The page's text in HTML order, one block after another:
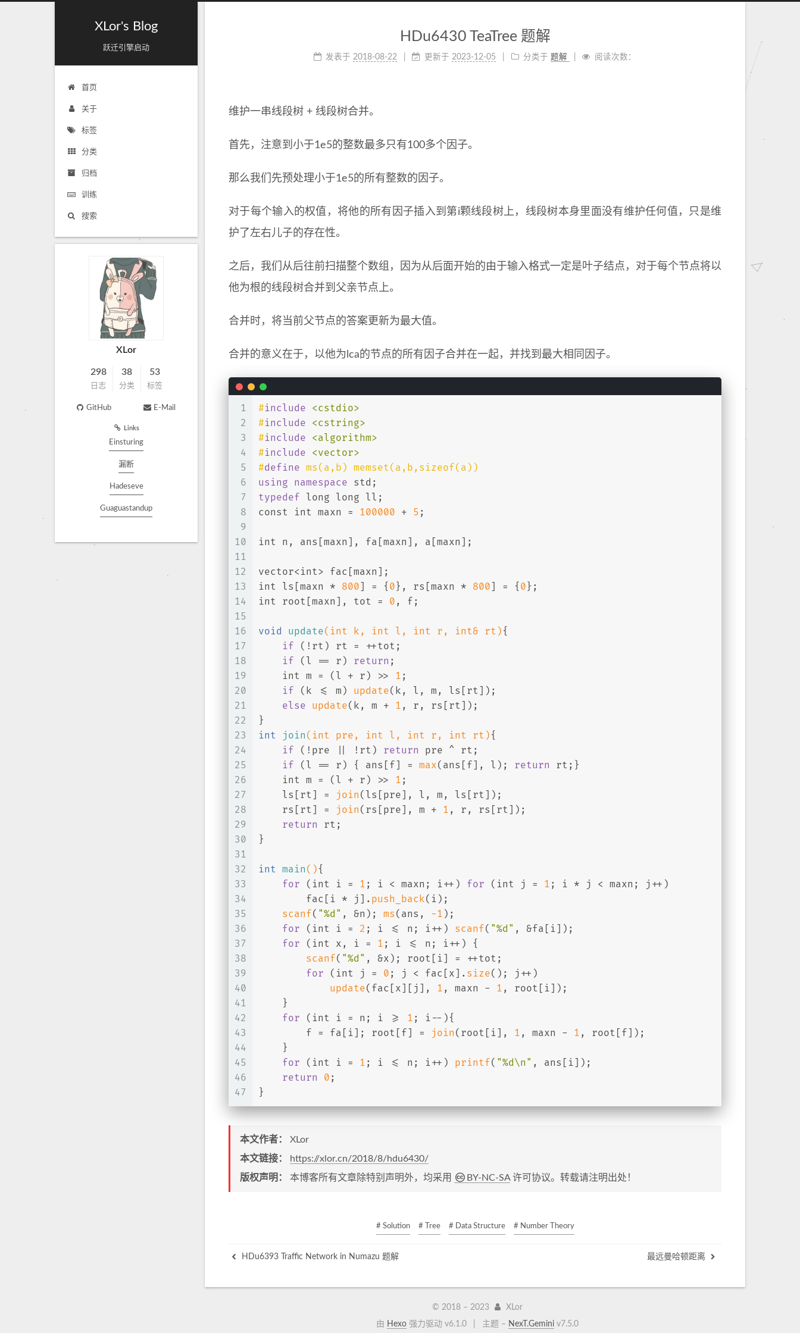
XLor's Blog
跃迁引擎启动
首页
关于
标签
分类
归档
训练
搜索
HDu6430 TeaTree 题解
发表于 2018-08-22 更新于 2023-12-05 分类于 题解 阅读次数：
维护一串线段树 + 线段树合并。
首先，注意到小于1e5的整数最多只有100多个因子。
那么我们先预处理小于1e5的所有整数的因子。
对于每个输入的权值，将他的所有因子插入到第i颗线段树上，线段树本身里面没有维护任何值，只是维
护了左右儿子的存在性。
之后，我们从后往前扫描整个数组，因为从后面开始的由于输入格式一定是叶子结点，对于每个节点将以
他为根的线段树合并到父亲节点上。
合并时，将当前父节点的答案更新为最大值。
合并的意义在于，以他为lca的节点的所有因子合并在一起，并找到最大相同因子。
1
2
3
4
5
6
7
8
9
10
11
12
13
14
15
16
17
18
19
20
21
22
23
24
25
26
27
28
29
30
31
32
33
34
35
36
37
38
39
40
41
42
43
44
45
46
47
#include <cstdio>
#include <cstring>
#include <algorithm>
#include <vector>
#define ms(a,b) memset(a,b,sizeof(a))
using namespace std;
typedef long long ll;
const
int maxn = 100000 + 5 ;
int n, ans[maxn], fa[maxn], a[maxn];
vector< int> fac[maxn];
int ls[maxn * 800 ] = { 0 }, rs[maxn * 800 ] = { 0 };
int root[maxn], tot = 0 , f;
void update( int k, int l, int r, int& rt) {
if (!rt) rt = ++tot;
if (l == r) return ;
int m = (l + r) >> 1 ;
if (k <= m) update(k, l, m, ls[rt]);
else update(k, m + 1 , r, rs[rt]);
}
int
join ( int pre, int l, int r, int rt) {
if (!pre || !rt) return pre ^ rt;
if (l == r) { ans[f] = max(ans[f], l); return rt;}
int m = (l + r) >> 1 ;
    ls[rt] =
join (ls[pre], l, m, ls[rt]);
    rs[rt] =
join (rs[pre], m + 1 , r, rs[rt]);
return rt;
}
int main () {
for ( int i = 1 ; i < maxn; i++) for ( int j = 1 ; i * j < maxn; j++)
        fac[i * j].
push_back(i);
scanf( "%d" , &n); ms (ans, -1 );
for ( int i = 2 ; i <= n; i++) scanf( "%d" , &fa[i]);
for ( int x, i = 1 ; i <= n; i++) {
scanf( "%d" , &x); root[i] = ++tot;
for ( int j = 0 ; j < fac[x]. size(); j++)
update(fac[x][j], 1 , maxn - 1 , root[i]);
    }
for ( int i = n; i >= 1 ; i--){
        f = fa[i]; root[f] =
join (root[i], 1 , maxn - 1 , root[f]);
    }
for ( int i = 1 ; i <= n; i++) printf( "%d\n" , ans[i]);
return
0 ;
}
本文作者： XLor
本文链接：
https://xlor.cn/2018/8/hdu6430/
版权声明： 本博客所有文章除特别声明外，均采用 BY-NC-SA许可协议。转载请注明出处！
# Solution # Tree # Data Structure # Number Theory
HDu6393 Traffic Network in Numazu 题解 最远曼哈顿距离
XLor
298
日志
38
分类
53
标签
GitHub E-Mail
Links
Einsturing
漏断
Hadeseve
Guaguastandup
© 2018 – 2023
XLor
由 Hexo 强力驱动 v6.1.0 主题 – NexT.Gemini v7.5.0